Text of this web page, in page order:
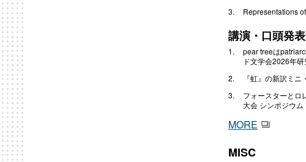
Representations
講演・口頭発
pear treeは
ド文学会2026年
『虹』の新訳ミ
フォースターとロ
大会 シンポジウ
MORE
MISC